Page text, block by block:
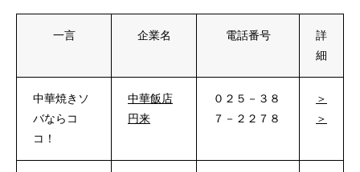
一言 企業名 電話番号
詳
細
中華焼きソ
バならコ
コ！
中華飯店
円来
０２５－３８
７－２２７８
＞
＞